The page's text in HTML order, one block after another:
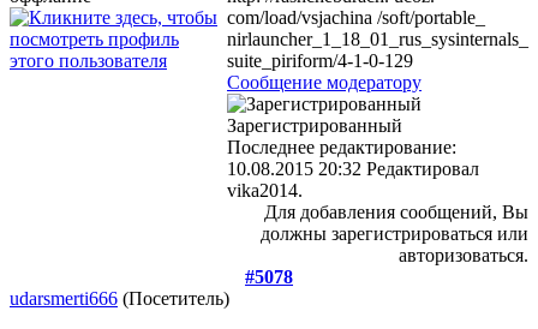
com/load/vsjachina /soft/portable_
nirlauncher_1_18_01_rus_sysinternals_
suite_piriform/4-1-0-129
Сообщение модератору
Зарегистрированный
Последнее редактирование:
10.08.2015 20:32 Редактировал
vika2014.
Для добавления сообщений, Вы
должны зарегистрироваться или
авторизоваться.
#5078
udarsmerti666 (Посетитель)